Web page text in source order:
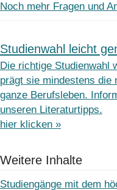
Noch mehr Fragen und
Studienwahl leicht
Die richtige Studienwahl
prägt sie mindestens die
ganze Berufsleben.
unseren Literaturtipps.
hier klicken »
Weitere Inhalte
Studiengänge mit dem